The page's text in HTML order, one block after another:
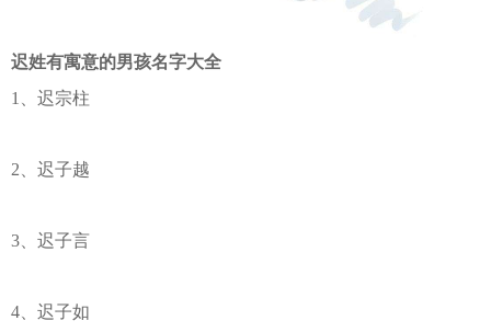
迟姓有寓意的男孩名字大全
1、迟宗柱
2、迟子越
3、迟子言
4、迟子如